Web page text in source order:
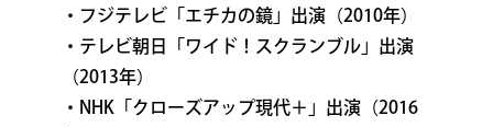
・フジテレビ「エチカの鏡」出演（2010年）
・テレビ朝日「ワイド！スクランブル」出演
（2013年）
・NHK「クローズアップ現代＋」出演（2016